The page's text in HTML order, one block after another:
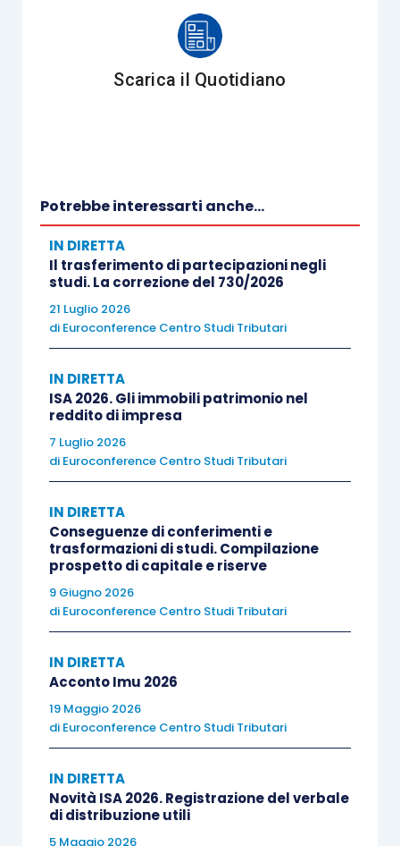
Scarica il Quotidiano
Potrebbe interessarti anche...
IN DIRETTA
Il trasferimento di partecipazioni negli
studi. La correzione del 730/2026
21 Luglio 2026
di Euroconference Centro Studi Tributari
IN DIRETTA
ISA 2026. Gli immobili patrimonio nel
reddito di impresa
7 Luglio 2026
di Euroconference Centro Studi Tributari
IN DIRETTA
Conseguenze di conferimenti e
trasformazioni di studi. Compilazione
prospetto di capitale e riserve
9 Giugno 2026
di Euroconference Centro Studi Tributari
IN DIRETTA
Acconto Imu 2026
19 Maggio 2026
di Euroconference Centro Studi Tributari
IN DIRETTA
Novità ISA 2026. Registrazione del verbale
di distribuzione utili
5 Maggio 2026